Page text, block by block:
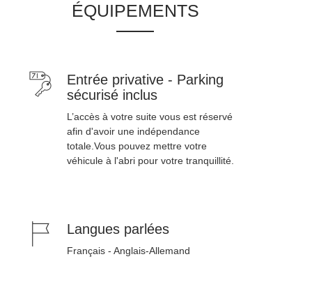
ÉQUIPEMENTS
Entrée privative - Parking
sécurisé inclus
L’accès à votre suite vous est réservé
afin d'avoir une indépendance
totale.Vous pouvez mettre votre
véhicule à l'abri pour votre tranquillité.
Langues parlées
Français - Anglais-Allemand